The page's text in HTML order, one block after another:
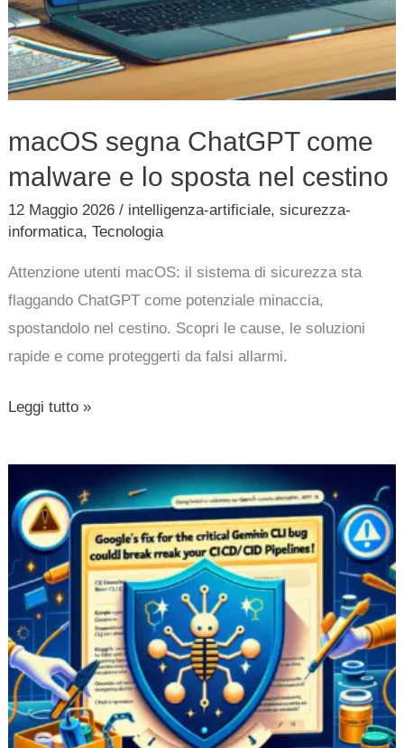
macOS segna ChatGPT come
malware e lo sposta nel cestino
12 Maggio 2026/ intelligenza-artificiale,sicurezza-
informatica,Tecnologia
Attenzione utenti macOS: il sistema di sicurezza sta
flaggando ChatGPT come potenziale minaccia,
spostandolo nel cestino. Scopri le cause, le soluzioni
rapide e come proteggerti da falsi allarmi.
Leggi tutto »
correzione
di
Google
per
il
bug
critico
di
Gemini